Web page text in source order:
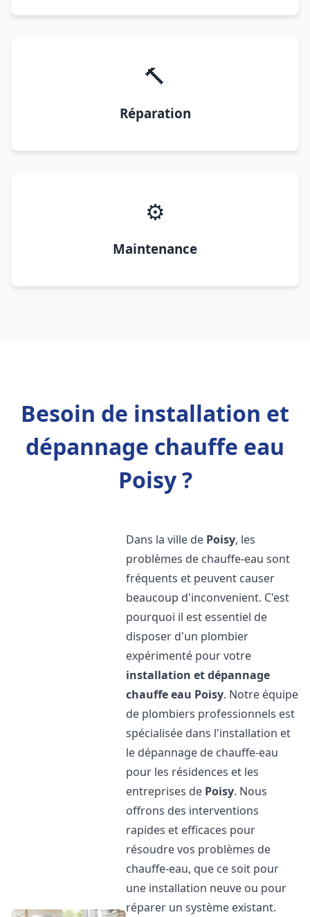
🔨
Réparation
⚙️
Maintenance
Besoin de installation et
dépannage chauffe eau
Poisy ?
Dans la ville de Poisy, les
problèmes de chauffe-eau sont
fréquents et peuvent causer
beaucoup d'inconvenient. C'est
pourquoi il est essentiel de
disposer d'un plombier
expérimenté pour votre
installation et dépannage
chauffe eau Poisy. Notre équipe
de plombiers professionnels est
spécialisée dans l'installation et
le dépannage de chauffe-eau
pour les résidences et les
entreprises de Poisy. Nous
offrons des interventions
rapides et efficaces pour
résoudre vos problèmes de
chauffe-eau, que ce soit pour
une installation neuve ou pour
réparer un système existant.